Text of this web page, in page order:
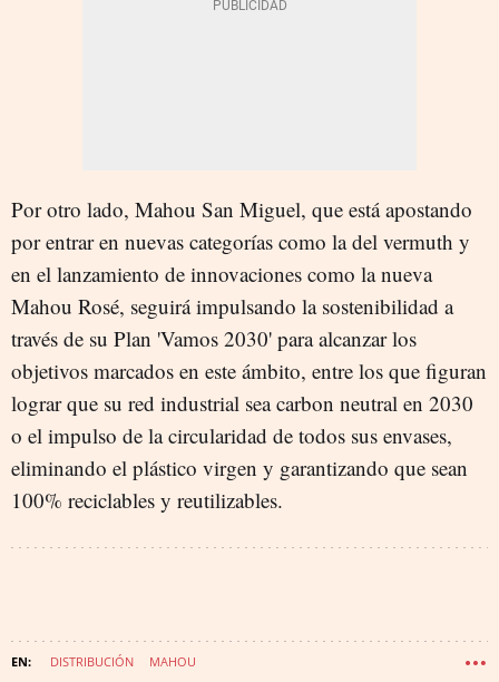
Por otro lado, Mahou San Miguel, que está apostando
por entrar en nuevas categorías como la del vermuth y
en el lanzamiento de innovaciones como la nueva
Mahou Rosé, seguirá impulsando la sostenibilidad a
través de su Plan 'Vamos 2030' para alcanzar los
objetivos marcados en este ámbito, entre los que figuran
lograr que su red industrial sea carbon neutral en 2030
o el impulso de la circularidad de todos sus envases,
eliminando el plástico virgen y garantizando que sean
100% reciclables y reutilizables.
DISTRIBUCIÓN MAHOU